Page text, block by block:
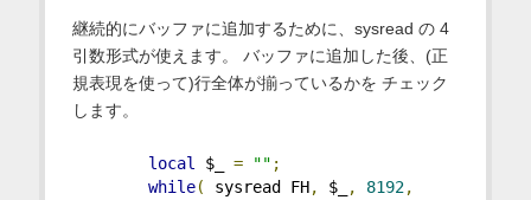
継続的にバッファに追加するために、sysread の 4
引数形式が使えます。 バッファに追加した後、(正
規表現を使って)行全体が揃っているかを チェック
します。
local $_ = "" ;
while( sysread FH, $_ , 8192,